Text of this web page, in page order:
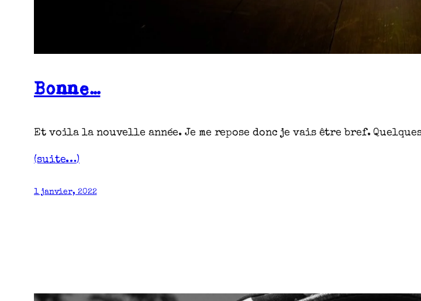
Bonne…
Et voila la nouvelle année. Je me repose donc je vais être bref.
(suite…)
1 janvier, 2022